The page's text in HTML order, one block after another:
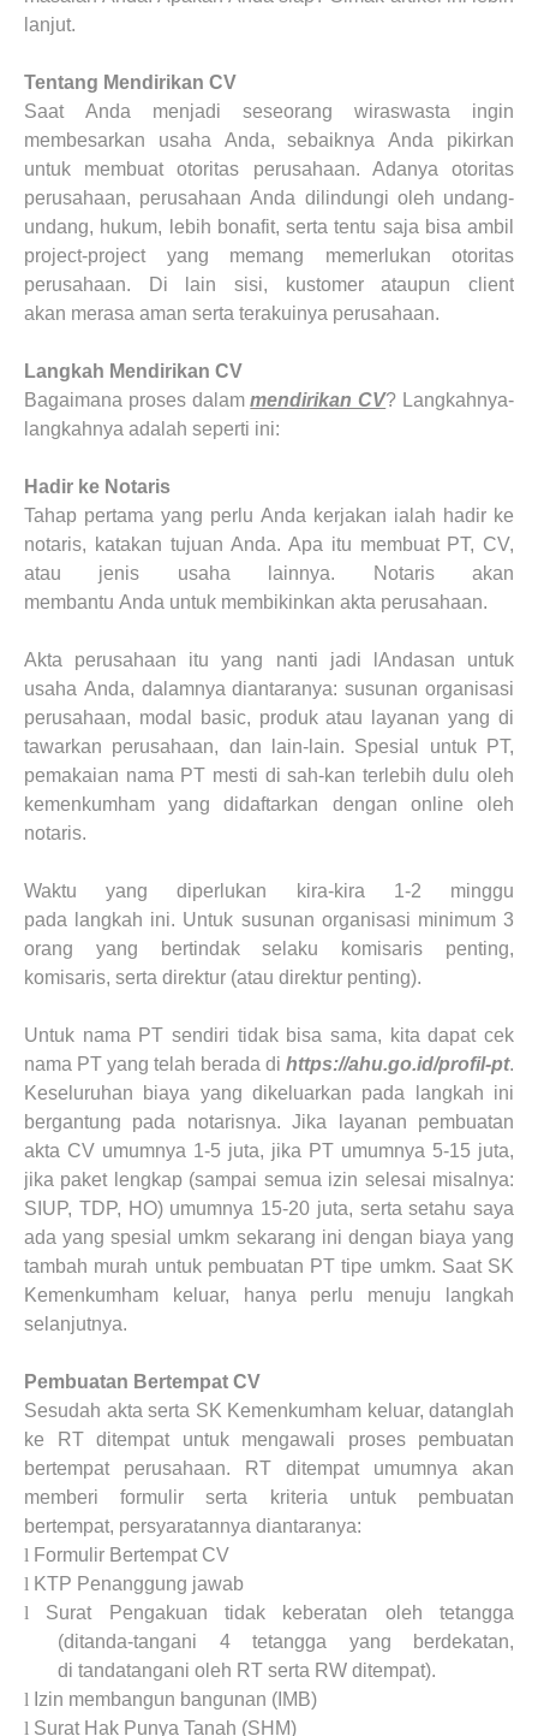
lanjut.
Tentang Mendirikan CV
Saat Anda menjadi seseorang wiraswasta ingin
membesarkan usaha Anda, sebaiknyaAnda pikirkan
untuk membuatotoritas perusahaan. Adanya otoritas
perusahaan, perusahaanAnda dilindungi oleh undang-
undang, hukum, lebih bonafit, serta tentu saja bisa ambil
project-project yang memang memerlukan otoritas
perusahaan. Di lain sisi, kustomer ataupun client
akan merasa aman serta terakuinya perusahaan.
Langkah Mendirikan CV
Bagaimana proses dalammendirikan CV? Langkahnya-
langkahnya adalah seperti ini:
Hadir ke Notaris
Tahap pertama yang perlu Anda kerjakan ialah hadir ke
notaris, katakan tujuan Anda. Apa itu membuat PT, CV,
atau jenis usaha
lainnya. Notaris akan
membantu Anda untuk membikinkan akta perusahaan.
Akta perusahaan itu yang nanti jadi l Andasan untuk
usaha Anda, dalamnya diantaranya: susunan organisasi
perusahaan, modal basic, produk atau layanan yang di
tawarkan perusahaan, dan lain-lain. Spesial untuk PT,
pemakaian nama PT mesti di sah-kan terlebih dulu oleh
kemenkumham yang didaftarkan dengan online oleh
notaris.
Waktu yang diperlukan kira-kira 1-2 minggu
pada
langkah ini. Untuk susunan organisasi minimum 3
orang yang bertindak selaku komisaris penting,
komisaris, serta direktur (atau direktur penting).
Untuk nama PT sendiri tidak bisa sama, kita dapat cek
nama PT yang telah berada di https://ahu.go.id/profil-pt.
Keseluruhan biaya yang dikeluarkan pada langkah ini
bergantung pada notarisnya. Jika layanan pembuatan
akta CV umumnya 1-5 juta, jika PT umumnya 5-15 juta,
jika paket lengkap (sampai semua izin selesai misalnya:
SIUP, TDP, HO) umumnya 15-20 juta, serta setahu saya
ada yang spesial umkm sekarang ini dengan biaya yang
tambah murah untuk pembuatan PT tipe umkm. Saat SK
Kemenkumham keluar,
hanya perlu menuju langkah
selanjutnya.
Pembuatan Bertempat CV
Sesudah akta serta SK Kemenkumham keluar, datanglah
ke RT ditempat untuk mengawali proses pembuatan
bertempat perusahaan. RT ditempat umumnya akan
memberi formulir serta kriteria untuk pembuatan
bertempat, persyaratannya diantaranya:
l Formulir Bertempat CV
l KTP Penanggung jawab
l Surat Pengakuan tidak keberatan oleh tetangga
(ditanda-tangani 4 tetangga yang berdekatan,
di tandatangani oleh RT serta RW ditempat).
l Izin membangun bangunan (IMB)
l Surat Hak Punya Tanah (SHM)